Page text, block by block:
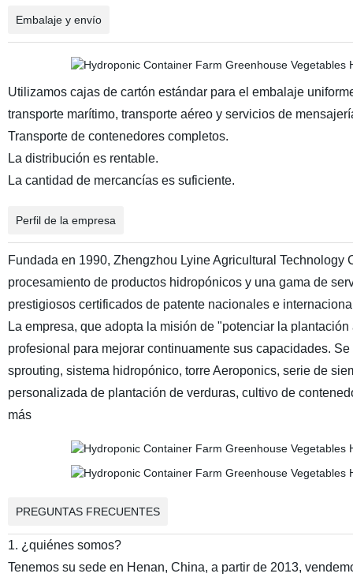
Embalaje y envío
Utilizamos cajas de cartón estándar para el embalaje
transporte marítimo, transporte aéreo y servicios de
Transporte de contenedores completos.
La distribución es rentable.
La cantidad de mercancías es suficiente.
Perfil de la empresa
Fundada en 1990, Zhengzhou Lyine Agricultural
procesamiento de productos hidropónicos y una gama de
prestigiosos certificados de patente nacionales e
La empresa, que adopta la misión de "potenciar la
profesional para mejorar continuamente sus capacidades.
sprouting, sistema hidropónico, torre Aeroponics, serie de
personalizada de plantación de verduras, cultivo de
más
PREGUNTAS FRECUENTES
1. ¿quiénes somos?
Tenemos su sede en Henan, China, a partir de 2013,